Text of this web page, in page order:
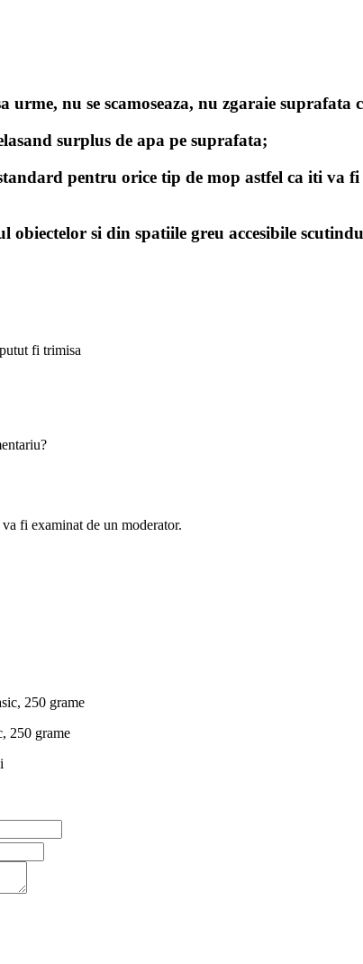
nu se scamoseaza, nu zgaraie suprafata
surplus de apa pe suprafata;
pentru orice tip de mop astfel ca iti va
si din spatiile greu accesibile
fi trimisa
fi examinat de un moderator.
250 grame